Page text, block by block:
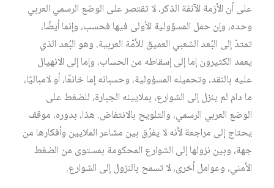
على أن الأزمة الآنفة الذكر، لا تقتصر على الوضع الرسمي العربي
وحده، وإن حمل المسؤولية الأولى فيها فحسب، وإنما أيضًا،
تمتدّ إلى البُعد الشعبي العميق للأمّة العربية. وهو البُعد الذي
يعمد الكثيرون إما إلى إسقاطه من الحساب، وإما إلى الانهيال
عليه بالنقد، وتحميله المسؤولية، وحسبانه إما خانعًا، أو لامباليًا،
ما دام لم ينزل إلى الشوارع، بملايينه الجبارة، للضغط على
الوضع العربي الرسمي، والتلويح بالانتفاض. هذا، بدوره، موقف
يحتاج إلى مراجعة لأنه لا يفرّق بين مشاعر الملايين وأفكارها من
جهة، وبين نزولها إلى الشوارع المحكومة بمستوى من الضغط
الأمني، وعوامل أخرى، لا تسمح بالنزول إلى الشوارع.